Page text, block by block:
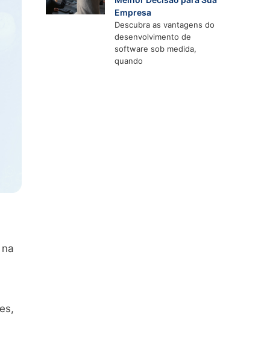
Empresa
Descubra as vantagens do
desenvolvimento de
software sob medida,
quando